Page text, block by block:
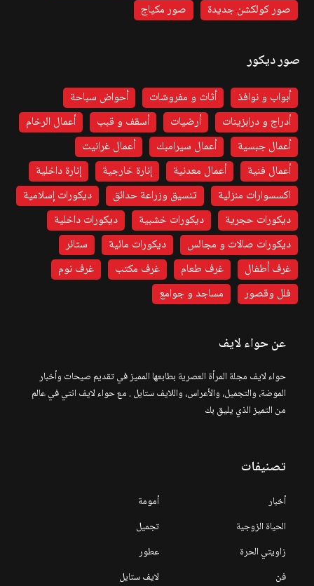
صور كولكشن جديدة
صور مكياج
صور ديكور
أبواب و نوافذ أثاث و مفروشات
أحواض سباحة
أدراج و درابزينات
أرضيات أسقف و قبب
أعمال الرخام
أعمال جبسية
أعمال سيرامبك
أعمال غرانيت
أعمال فنية
أعمال معدنية إنارة خارجية
إنارة داخلية
اكسسوارات منزلية
تنسيق وزراعة حدائق
ديكورات إسلامية
ديكورات حجرية
ديكورات خشبية
ديكورات داخلية
ديكورات صالات و مجالس
ديكورات مائية
ستائر
غرف أطفال
غرف طعام غرف مكتب
غرف نوم
فلل وقصور
مساجد و جوامع
عن حواء لايف
حواء لايف مجلة المرأة العصرية بطابعها المميز في تقديم صيحات وأخبار
الموضة، والتجميل، والأعراس، واللايف ستايل . مع حواء لايف انتي في عالم
من التميز الذي يليق بك
تصنيفات
أخبار
أمومة
الحياة الزوجية
تجميل
زاويتي الحرة
عطور
فن
لايف ستايل